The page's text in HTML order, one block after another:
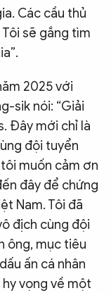
Các cầu thủ
sẽ gắng tìm
2025 với
sik nói: “Giải
Đây mới chỉ là
đội tuyển
muốn cảm ơn
đây để chứng
Nam. Tôi đã
địch cùng đội
ông, mục tiêu
ấn cá nhân
vọng về một